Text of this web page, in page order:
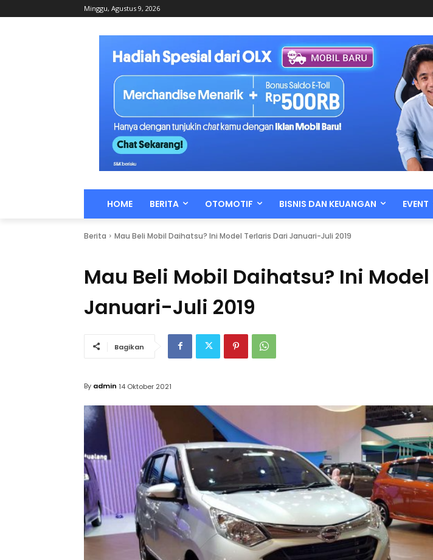
Minggu, Agustus 9, 2026
HOME BERITA OTOMOTIF BISNIS DAN KEUANGAN EVENT
Berita Mau Beli Mobil Daihatsu? Ini Model Terlaris Dari Januari-Juli 2019
Mau Beli Mobil Daihatsu? Ini
Januari-Juli 2019
Bagikan
By admin 14 Oktober 2021